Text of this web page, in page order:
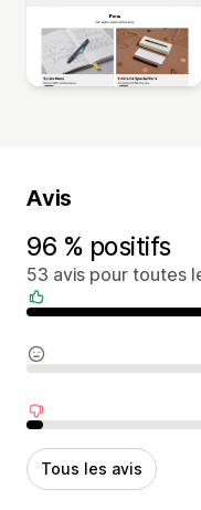
Avis
96 % positifs
53 avis pour toutes
Avis positifs
Avis neutres
Avis négatifs
Tous les avis